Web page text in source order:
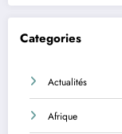
Categories
Actualités
Afrique